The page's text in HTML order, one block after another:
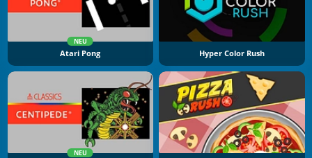
NEU
Atari Pong Hyper Color Rush
NEU